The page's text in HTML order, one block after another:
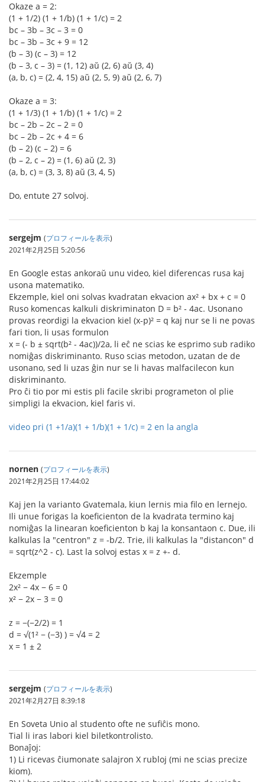
Okaze a = 2:
(1 + 1/2) (1 + 1/b) (1 + 1/c) = 2
bc – 3b – 3c – 3 = 0
bc – 3b – 3c + 9 = 12
(b – 3) (c – 3) = 12
(b – 3, c – 3) = (1, 12) aŭ (2, 6) aŭ (3, 4)
(a, b, c) = (2, 4, 15) aŭ (2, 5, 9) aŭ (2, 6, 7)
Okaze a = 3:
(1 + 1/3) (1 + 1/b) (1 + 1/c) = 2
bc – 2b – 2c – 2 = 0
bc – 2b – 2c + 4 = 6
(b – 2) (c – 2) = 6
(b – 2, c – 2) = (1, 6) aŭ (2, 3)
(a, b, c) = (3, 3, 8) aŭ (3, 4, 5)
Do, entute 27 solvoj.
sergejm (プロフィールを表示)
2021年2月25日 5:20:56
En Google estas ankoraŭ unu video, kiel diferencas rusa kaj
usona matematiko.
Ekzemple, kiel oni solvas kvadratan ekvacion ax² + bx + c = 0
Ruso komencas kalkuli diskriminaton D = b² - 4ac. Usonano
provas reordigi la ekvacion kiel (x-p)² = q kaj nur se li ne povas
fari tion, li usas formulon
x = (- b ± sqrt(b² - 4ac))/2a, li eĉ ne scias ke esprimo sub radiko
nomiĝas diskriminanto. Ruso scias metodon, uzatan de de
usonano, sed li uzas ĝin nur se li havas malfacilecon kun
diskriminanto.
Pro ĉi tio por mi estis pli facile skribi programeton ol plie
simpligi la ekvacion, kiel faris vi.
video pri (1 +1/a)(1 + 1/b)(1 + 1/c) = 2 en la angla
nornen (プロフィールを表示)
2021年2月25日 17:44:02
Kaj jen la varianto Gvatemala, kiun lernis mia filo en lernejo.
Ili unue forigas la koeficienton de la kvadrata termino kaj
nomiĝas la linearan koeficienton b kaj la konsantaon c. Due, ili
kalkulas la "centron" z = -b/2. Trie, ili kalkulas la "distancon" d
= sqrt(z^2 - c). Last la solvoj estas x = z +- d.
Ekzemple
2x² − 4x − 6 = 0
x² − 2x − 3 = 0
z = −(−2/2) = 1
d = √(1² − (−3) ) = √4 = 2
x = 1 ± 2
sergejm (プロフィールを表示)
2021年2月27日 8:39:18
En Soveta Unio al studento ofte ne sufiĉis mono.
Tial li iras labori kiel biletkontrolisto.
Bonaĵoj:
1) Li ricevas ĉiumonate salajron X rubloj (mi ne scias precize
kiom).